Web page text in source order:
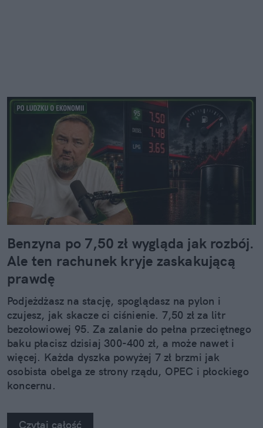
Benzyna po 7,50 zł wygląda jak rozbój.
Ale ten rachunek kryje zaskakującą
prawdę
Podjeżdżasz na stację, spoglądasz na pylon i
czujesz, jak skacze ci ciśnienie. 7,50 zł za litr
bezołowiowej 95. Za zalanie do pełna przeciętnego
baku płacisz dzisiaj 300-400 zł, a może nawet i
więcej. Każda dyszka powyżej 7 zł brzmi jak
osobista obelga ze strony rządu, OPEC i płockiego
koncernu.
Czytaj całość